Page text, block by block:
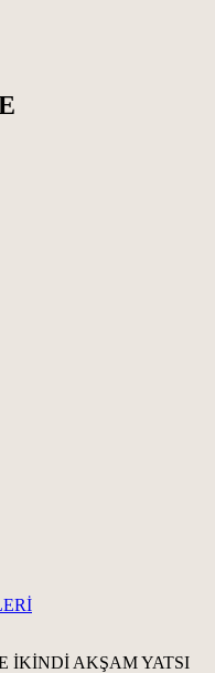
İKİNDİ AKŞAMYATSI